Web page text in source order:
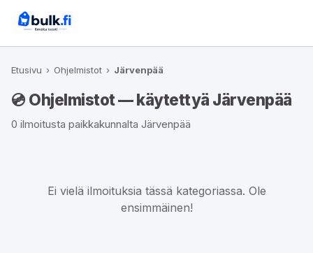
Etusivu › Ohjelmistot › Järvenpää
💿 Ohjelmistot — käytettyä Järvenpää
0 ilmoitusta paikkakunnalta Järvenpää
Ei vielä ilmoituksia tässä kategoriassa. Ole
ensimmäinen!